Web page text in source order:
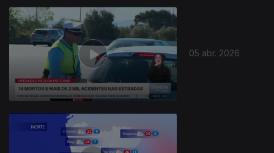
05 abr. 2026
920011